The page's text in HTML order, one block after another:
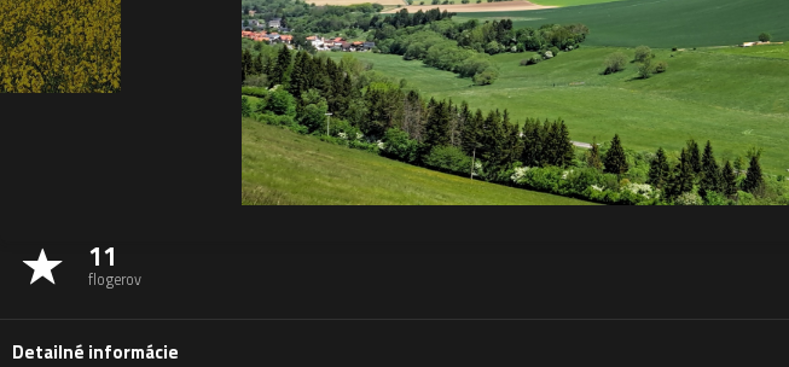
11
flogerov
Detailné informácie